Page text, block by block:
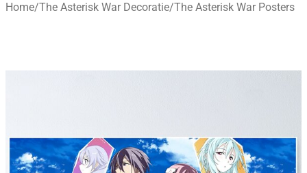
Home/The Asterisk War Decoratie/The Asterisk War Posters